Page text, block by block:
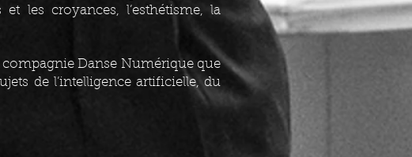
les croyances, l’esthétisme, la
compagnie Danse Numérique que
de l’intelligence artificielle, du